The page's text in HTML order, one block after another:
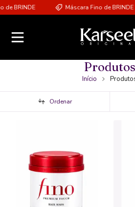
Máscara Fino de BRINDE ⭐
Produtos
Início
Ordenar